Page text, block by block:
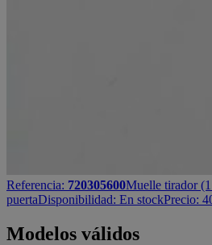
Referencia: 720305600Muelle tirador
puertaDisponibilidad: En stockPrecio:
Modelos válidos